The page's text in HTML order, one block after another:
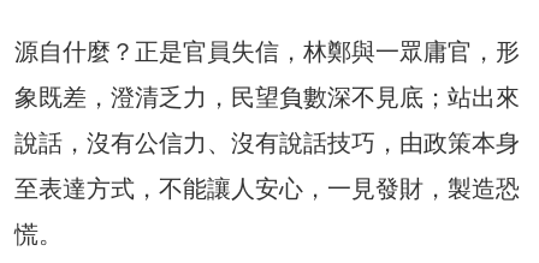
源自什麼？正是官員失信，林鄭與一眾庸官，形
象既差，澄清乏力，民望負數深不見底；站出來
說話，沒有公信力、沒有說話技巧，由政策本身
至表達方式，不能讓人安心，一見發財，製造恐
慌。